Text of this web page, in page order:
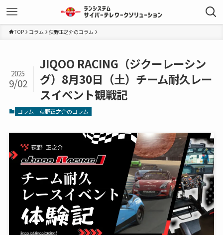
TOP コラム 荻野正之介のコラム
JIQOO RACING（ジクーレーシン
グ）8月30日（土）チーム耐久レー
スイベント観戦記
2025
9/02
コラム 荻野正之介のコラム